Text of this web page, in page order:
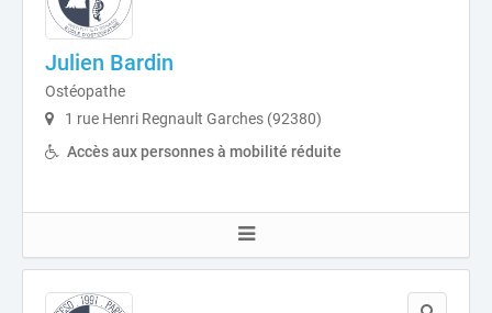
Julien Bardin
Ostéopathe
1 rue Henri Regnault Garches (92380)
Accès aux personnes à mobilité réduite